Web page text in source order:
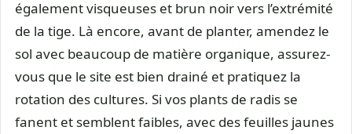
également visqueuses et brun noir vers l’extrémité
de la tige. Là encore, avant de planter, amendez le
sol avec beaucoup de matière organique, assurez-
vous que le site est bien drainé et pratiquez la
rotation des cultures. Si vos plants de radis se
fanent et semblent faibles, avec des feuilles jaunes